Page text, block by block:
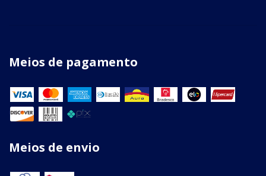
Meios de pagamento
Meios de envio